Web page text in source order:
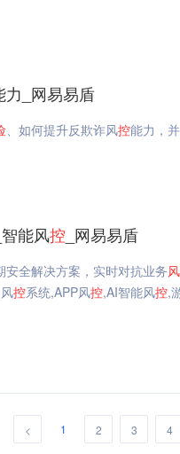
力_网易易盾
、如何提升反欺诈风控能力，
_智能风控 _网易易盾
全解决方案，实时对抗业务
控系统,APP风控,AI智能风控,
< 1 2 3 4